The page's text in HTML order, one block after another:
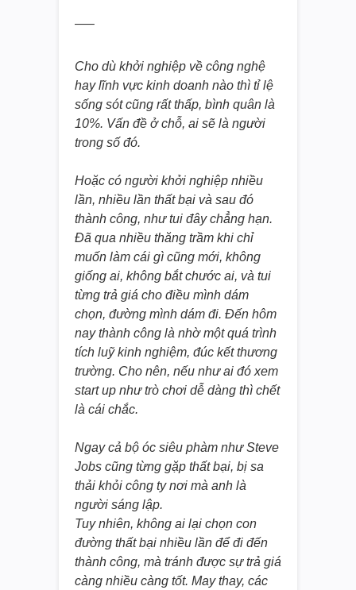
—–
Cho dù khởi nghiệp về công nghệ
hay lĩnh vực kinh doanh nào thì tỉ lệ
sống sót cũng rất thấp, bình quân là
10%. Vấn đề ở chỗ, ai sẽ là người
trong số đó.
Hoặc có người khởi nghiệp nhiều
lần, nhiều lần thất bại và sau đó
thành công, như tui đây chẳng hạn.
Đã qua nhiều thăng trầm khi chỉ
muốn làm cái gì cũng mới, không
giống ai, không bắt chước ai, và tui
từng trả giá cho điều mình dám
chọn, đường mình dám đi. Đến hôm
nay thành công là nhờ một quá trình
tích luỹ kinh nghiệm, đúc kết thương
trường. Cho nên, nếu như ai đó xem
start up như trò chơi dễ dàng thì chết
là cái chắc.
Ngay cả bộ óc siêu phàm như Steve
Jobs cũng từng gặp thất bại, bị sa
thải khỏi công ty nơi mà anh là
người sáng lập.
Tuy nhiên, không ai lại chọn con
đường thất bại nhiều lần để đi đến
thành công, mà tránh được sự trả giá
càng nhiều càng tốt. May thay, các